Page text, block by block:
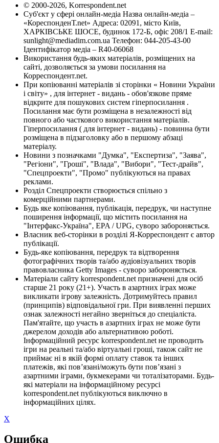
© 2000-2026, Korrespondent.net
Суб'єкт у сфері онлайн-медіа Назва онлайн-медіа –
«КореспонденТ.net» Адреса: 02091, місто Київ,
ХАРКІВСЬКЕ ШОСЕ, будинок 172-Б, офіс 208/1 E-mail:
sunlight@mediadim.com.ua Телефон: 044-205-43-00
Ідентифікатор медіа – R40-06068
Використання будь-яких матеріалів, розміщених на
сайті, дозволяється за умови посилання на
Корреспондент.net.
При копіюванні матеріалів зі сторінки « Новини України
і світу» , для інтернет - видань - обов'язкове пряме
відкрите для пошукових систем гіперпосилання .
Посилання має бути розміщена в незалежності від
повного або часткового використання матеріалів.
Гіперпосилання ( для інтернет - видань) - повинна бути
розміщена в підзаголовку або в першому абзаці
матеріалу.
Новини з позначками "Думка", "Експертиза", "Заява",
"Регіони", "Гроші", "Влада", "Вибори", "Тест-драйв",
"Спецпроекти", "Промо" публікуються на правах
реклами.
Розділ Спецпроекти створюється спільно з
комерційними партнерами.
Будь яке копіювання, публікація, передрук, чи наступне
поширення інформації, що містить посилання на
"Інтерфакс-Україна", EPA / UPG, суворо забороняється.
Власник веб-сторінки в розділі Я-Корреспондент є автор
публікації.
Будь-яке копіювання, передрук та відтворення
фотографічних творів та/або аудіовізуальних творів
правовласника Getty Images - суворо забороняється.
Матеріали сайту korrespondent.net призначені для осіб
старше 21 року (21+). Участь в азартних іграх може
викликати ігрову залежність. Дотримуйтесь правил
(принципів) відповідальної гри. При виявленні перших
ознак залежності негайно зверніться до спеціаліста.
Пам'ятайте, що участь в азартних іграх не може бути
джерелом доходів або альтернативою роботі.
Інформаційний ресурс korrespondent.net не проводить
ігри на реальні та/або віртуальні гроші, також сайт не
приймає ні в якій формі оплату ставок та інших
платежів, які пов’язані/можуть бути пов’язані з
азартними іграми, букмекерами чи тоталізаторами. Будь-
які матеріали на інформаційному ресурсі
korrespondent.net публікуються виключно в
інформаційних цілях.
X
Ошибка